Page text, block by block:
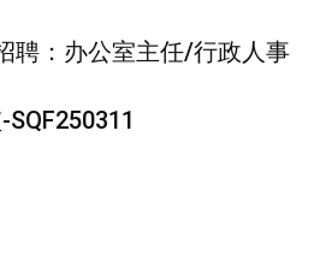
聘：办公室主任/行政人事
SQF250311